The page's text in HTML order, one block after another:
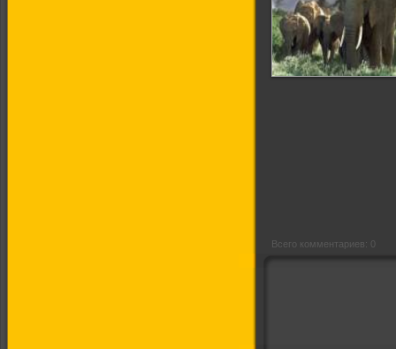
Всего комментариев: 0